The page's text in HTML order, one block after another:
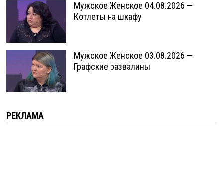
Мужское Женское 04.08.2026 —
Котлеты на шкафу
Мужское Женское 03.08.2026 —
Графские развалины
РЕКЛАМА